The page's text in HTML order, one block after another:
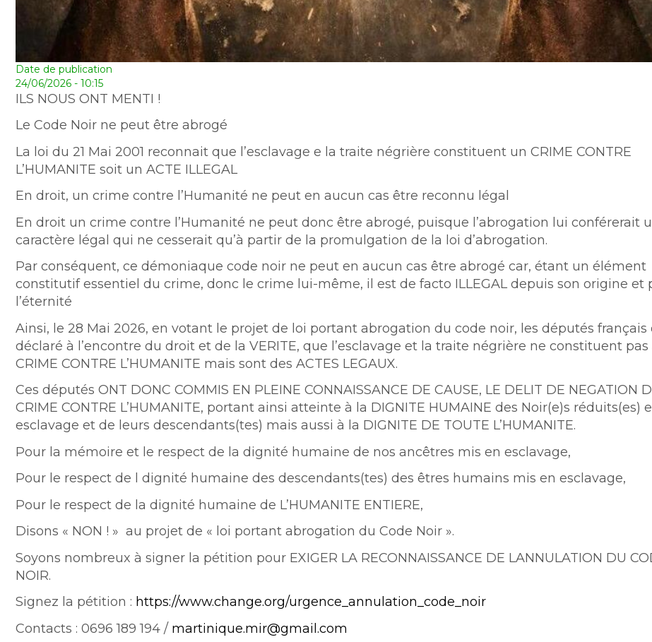
Date de publication
24/06/2026 - 10:15
ILS NOUS ONT MENTI !
Le Code Noir ne peut être abrogé
La loi du 21 Mai 2001 reconnait que l’esclavage e la traite négrière constituent un CRIME CONTRE
L’HUMANITE soit un ACTE ILLEGAL
En droit, un crime contre l’Humanité ne peut en aucun cas être reconnu légal
En droit un crime contre l’Humanité ne peut donc être abrogé, puisque l’abrogation lui conférerait
caractère légal qui ne cesserait qu’à partir de la promulgation de la loi d’abrogation.
Par conséquent, ce démoniaque code noir ne peut en aucun cas être abrogé car, étant un élément
constitutif essentiel du crime, donc le crime lui-même, il est de facto ILLEGAL depuis son origine et
l’éternité
Ainsi, le 28 Mai 2026, en votant le projet de loi portant abrogation du code noir, les députés français
déclaré à l’encontre du droit et de la VERITE, que l’esclavage et la traite négrière ne constituent pas
CRIME CONTRE L’HUMANITE mais sont des ACTES LEGAUX.
Ces députés ONT DONC COMMIS EN PLEINE CONNAISSANCE DE CAUSE, LE DELIT DE NEGATION
CRIME CONTRE L’HUMANITE, portant ainsi atteinte à la DIGNITE HUMAINE des Noir(e)s réduits(es)
esclavage et de leurs descendants(tes) mais aussi à la DIGNITE DE TOUTE L’HUMANITE.
Pour la mémoire et le respect de la dignité humaine de nos ancêtres mis en esclavage,
Pour le respect de l dignité humaine des descendants(tes) des êtres humains mis en esclavage,
Pour le respect de la dignité humaine de L’HUMANITE ENTIERE,
Disons « NON ! » au projet de « loi portant abrogation du Code Noir ».
Soyons nombreux à signer la pétition pour EXIGER LA RECONNAISSANCE DE LANNULATION DU
NOIR.
Signez la pétition : https://www.change.org/urgence_annulation_code_noir
Contacts : 0696 189 194 / martinique.mir@gmail.com